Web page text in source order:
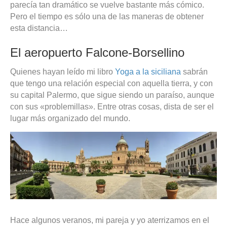
parecía tan dramático se vuelve bastante más cómico.
Pero el tiempo es sólo una de las maneras de obtener
esta distancia…
El aeropuerto Falcone-Borsellino
Quienes hayan leído mi libro Yoga a la siciliana sabrán
que tengo una relación especial con aquella tierra, y con
su capital Palermo, que sigue siendo un paraíso, aunque
con sus «problemillas». Entre otras cosas, dista de ser el
lugar más organizado del mundo.
Hace algunos veranos, mi pareja y yo aterrizamos en el